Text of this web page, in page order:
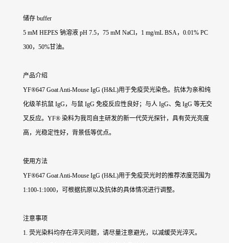
储存 buffer
5 mM HEPES 钠溶液 pH 7.5，75 mM NaCl，1 mg/mL BSA，0.01% PC
300，50%甘油。
产品介绍
YF®647 Goat Anti-Mouse IgG (H&L)用于免疫荧光染色。抗体为亲和纯
化级羊抗鼠 IgG，与鼠 IgG 免疫反应性良好；与人 IgG、兔 IgG 等无交
叉反应。YF® 染料为我司自主研发的新一代荧光探针，具有荧光亮度
高，光稳定性好，背景低等优点。
使用方法
YF®647 Goat Anti-Mouse IgG (H&L)用于免疫荧光时的推荐浓度范围为
1:100-1:1000，可根据抗原以及抗体的具体情况进行调整。
注意事项
1. 荧光染料均存在淬灭问题，请尽量注意避光，以减缓荧光淬灭。